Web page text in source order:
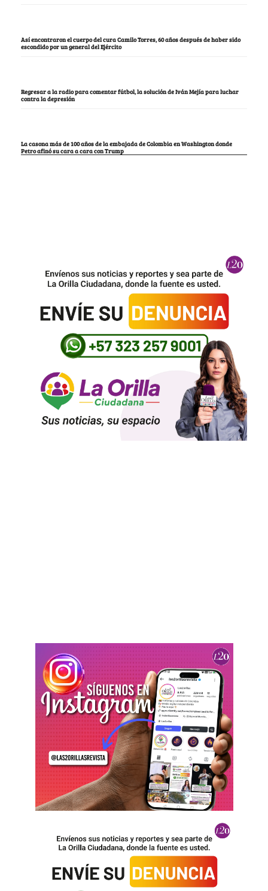
Así encontraron el cuerpo del cura Camilo Torres, 60 años después de haber sido
escondido por un general del Ejército
Regresar a la radio para comentar fútbol, la solución de Iván Mejía para luchar
contra la depresión
La casona más de 100 años de la embajada de Colombia en Washington donde
Petro afinó su cara a cara con Trump